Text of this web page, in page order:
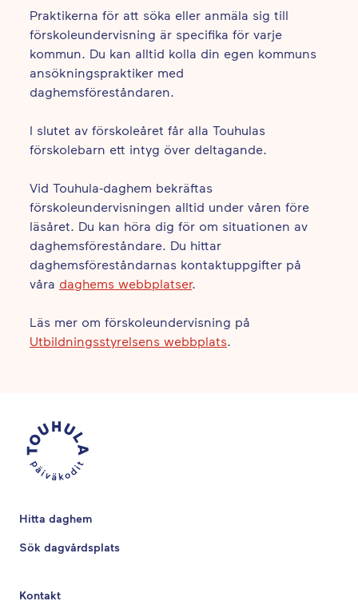
Praktikerna för att söka eller anmäla sig till
förskoleundervisning är specifika för varje
kommun. Du kan alltid kolla din egen kommuns
ansökningspraktiker med
daghemsföreståndaren.
I slutet av förskoleåret får alla Touhulas
förskolebarn ett intyg över deltagande.
Vid Touhula-daghem bekräftas
förskoleundervisningen alltid under våren före
läsåret. Du kan höra dig för om situationen av
daghemsföreståndare. Du hittar
daghemsföreståndarnas kontaktuppgifter på
våra daghems webbplatser.
Läs mer om förskoleundervisning på
Utbildningsstyrelsens webbplats.
Hitta daghem
Sök dagvårdsplats
Kontakt